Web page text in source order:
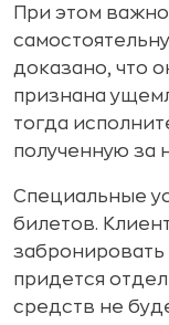
При этом
доказано, что
признана
тогда
полученную за
Специальные
билетов.
забронировать
придется
средств не